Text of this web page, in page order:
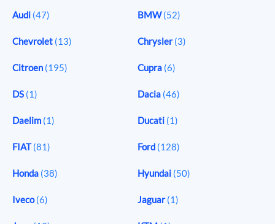
Audi (47) BMW(52)
Chevrolet (13) Chrysler(3)
Citroen (195) Cupra (6)
DS (1) Dacia (46)
Daelim (1) Ducati (1)
FIAT(81) Ford (128)
Honda (38) Hyundai (50)
Iveco(6) Jaguar(1)